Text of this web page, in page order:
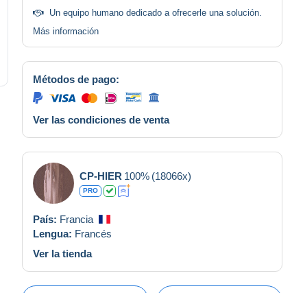
Un equipo humano dedicado a ofrecerle una solución.
Más información
Métodos de pago:
Ver las condiciones de venta
CP-HIER 100% (18066x)
PRO
País: Francia
Lengua: Francés
Ver la tienda